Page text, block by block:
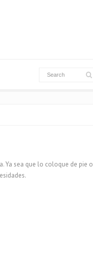
Ya sea que lo coloque de pie o